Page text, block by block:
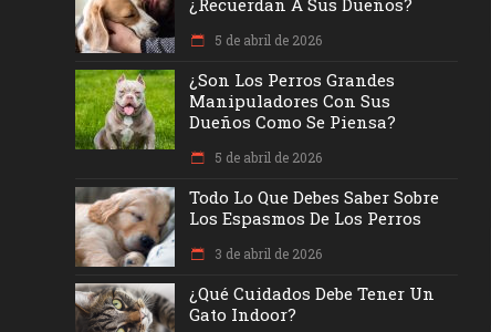
5 de abril de 2026
¿Son Los Perros Grandes
Manipuladores Con Sus
Dueños Como Se Piensa?
5 de abril de 2026
Todo Lo Que Debes Saber Sobre
Los Espasmos De Los Perros
3 de abril de 2026
¿Qué Cuidados Debe Tener Un
Gato Indoor?